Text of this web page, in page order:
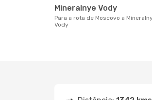
Mineralnye Vody
Para a rota de Moscovo a Mineralnye
Vody